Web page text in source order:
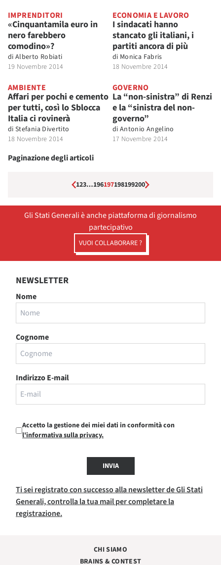
IMPRENDITORI
«Cinquantamila euro in
nero farebbero
comodino»?
di Alberto Robiati
19 Novembre 2014
ECONOMIA E LAVORO
I sindacati hanno
stancato gli italiani, i
partiti ancora di più
di Monica Fabris
18 Novembre 2014
AMBIENTE
Affari per pochi e cemento
per tutti, così lo Sblocca
Italia ci rovinerà
di Stefania Divertito
18 Novembre 2014
GOVERNO
La “non-sinistra” di Renzi
e la “sinistra del non-
governo”
di Antonio Angelino
17 Novembre 2014
Paginazione degli articoli
123…196197198199200
Gli Stati Generali è anche piattaforma di giornalismo
partecipativo
VUOI COLLABORARE ?
NEWSLETTER
Nome
Cognome
Indirizzo E-mail
Accetto la gestione dei miei dati in conformità con
l'informativa sulla privacy.
INVIA
Ti sei registrato con successo alla newsletter de Gli Stati
Generali, controlla la tua mail per completare la
registrazione.
CHI SIAMO
BRAINS & CONTEST